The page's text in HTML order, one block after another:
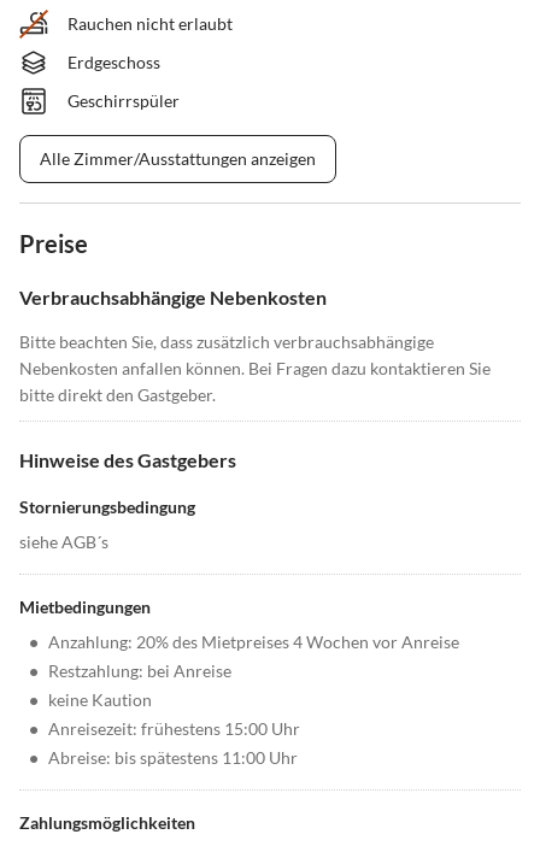
Rauchen nicht erlaubt
Erdgeschoss
Geschirrspüler
Alle Zimmer/Ausstattungen anzeigen
Preise
Verbrauchsabhängige Nebenkosten
Bitte beachten Sie, dass zusätzlich verbrauchsabhängige
Nebenkosten anfallen können. Bei Fragen dazu kontaktieren Sie
bitte direkt den Gastgeber.
Hinweise des Gastgebers
Stornierungsbedingung
siehe AGB´s
Mietbedingungen
• Anzahlung: 20% des Mietpreises 4 Wochen vor Anreise
• Restzahlung: bei Anreise
• keine Kaution
• Anreisezeit: frühestens 15:00 Uhr
• Abreise: bis spätestens 11:00 Uhr
Zahlungsmöglichkeiten